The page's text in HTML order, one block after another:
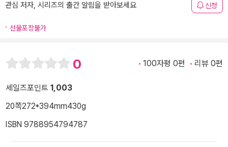
관심 저자, 시리즈의 출간 알림을 받아보세요 신청
선물포장불가
0 100자평 0편 리뷰 0편
세일즈포인트 1,003
20쪽272*394mm430g
ISBN 9788954794787